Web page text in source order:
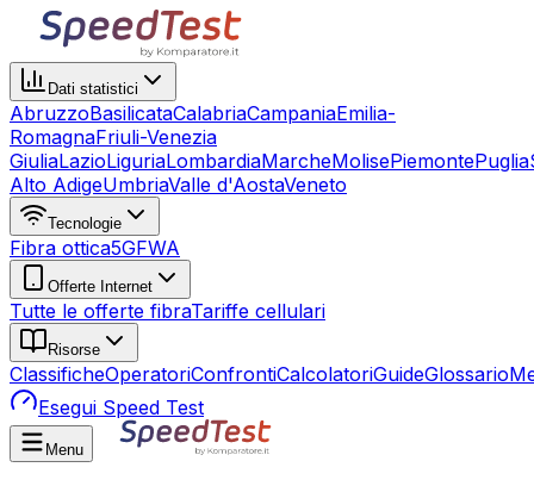
Dati statistici
AbruzzoBasilicataCalabriaCampaniaEmilia-
RomagnaFriuli-Venezia
GiuliaLazioLiguriaLombardiaMarcheMolisePiemontePuglia
Alto AdigeUmbriaValle d'AostaVeneto
Tecnologie
Fibra ottica5GFWA
Offerte Internet
Tutte le offerte fibraTariffe cellulari
Risorse
ClassificheOperatoriConfrontiCalcolatoriGuideGlossario
Esegui Speed Test
Menu